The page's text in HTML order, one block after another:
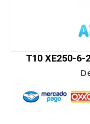
T10 XE250-6-